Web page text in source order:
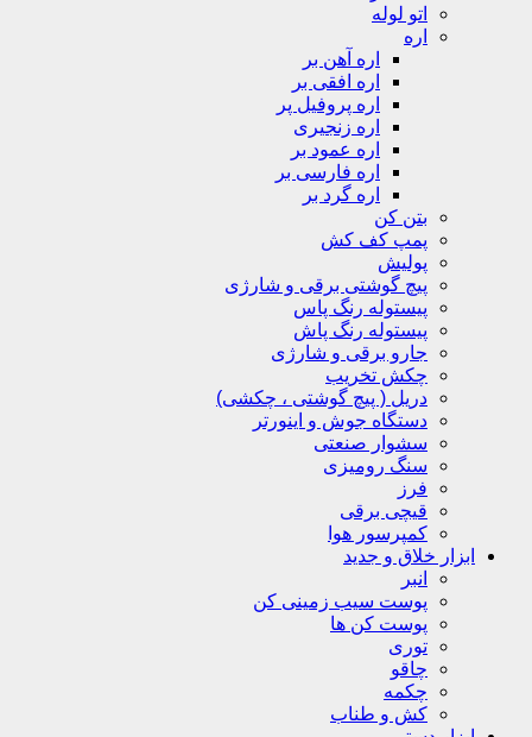
اتو لوله
اره
اره آهن بر
اره افقی بر
اره پروفیل پر
اره زنجیری
اره عمود بر
اره فارسی بر
اره گرد بر
بتن کن
پمپ کف کش
پولیش
پیچ گوشتی برقی و شارژی
پیستوله رنگ پاس
پیستوله رنگ پاش
جارو برقی و شارژی
چکش تخریب
دریل ( پیچ گوشتی ، چکشی)
دستگاه جوش و اینورتر
سشوار صنعتی
سنگ رومیزی
فرز
قیچی برقی
کمپرسور هوا
ابزار خلاق و جدید
انبر
پوست سیب زمینی کن
پوست کن ها
توری
چاقو
چکمه
کش و طناب